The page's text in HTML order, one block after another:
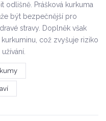
odlišně. Prášková kurkuma
být bezpečnější pro
stravy. Doplněk však
což zvyšuje riziko